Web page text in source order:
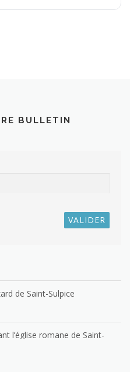
BULLETIN
de Saint-Sulpice
l’église romane de Saint-